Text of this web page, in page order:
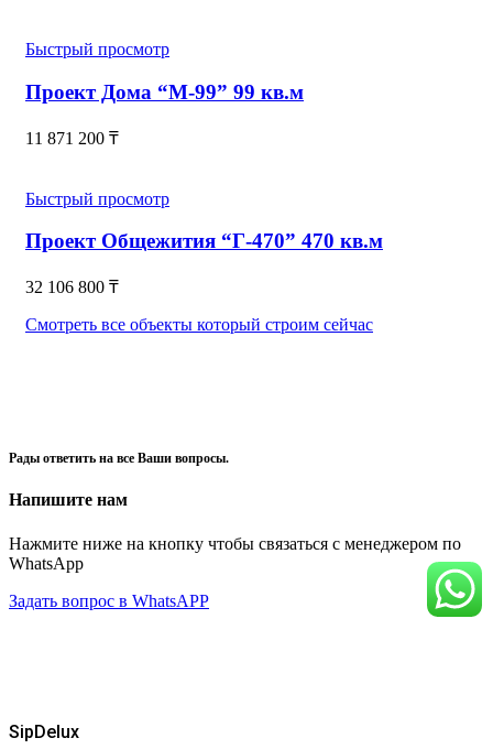
Быстрый просмотр
Проект Дома “М-99” 99 кв.м
11 871 200 ₸
Быстрый просмотр
Проект Общежития “Г-470” 470 кв.м
32 106 800 ₸
Смотреть все объекты который строим сейчас
Рады ответить на все Ваши вопросы.
Напишите нам
Нажмите ниже на кнопку чтобы связаться с менеджером по
WhatsApp
Задать вопрос в WhatsAPP
SipDelux